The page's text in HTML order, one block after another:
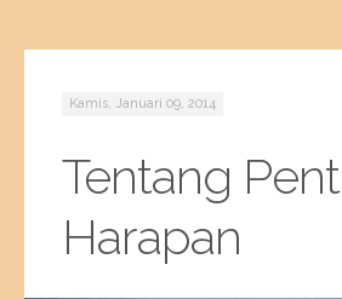
Kamis, Januari 09, 2014
Tentang
Harapan